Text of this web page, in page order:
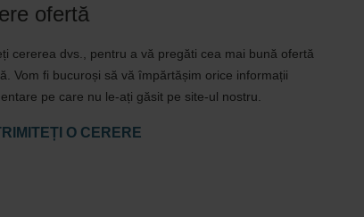
ofertă
cererea dvs., pentru a vă pregăti cea mai bună ofertă
Vom fi bucuroși să vă împărtășim orice informații
pe care nu le-ați găsit pe site-ul nostru.
O CERERE